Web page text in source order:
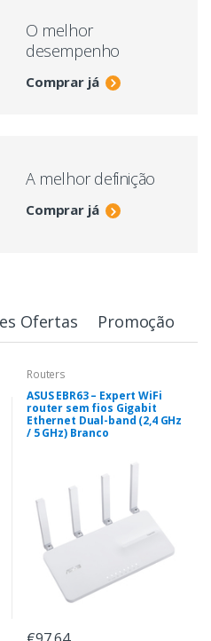
O melhor
desempenho
Comprar já
A melhor definição
Comprar já
Ofertas Promoção
Routers
ASUS EBR63 – Expert WiFi
router sem fios Gigabit
Ethernet Dual-band (2,4 GHz
/ 5 GHz) Branco